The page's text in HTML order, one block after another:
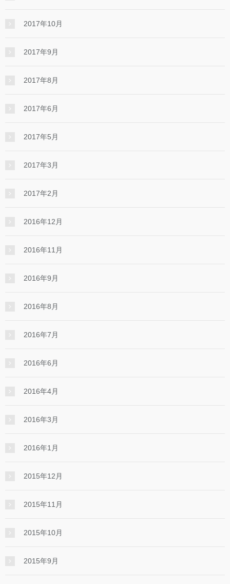
2017年10月
2017年9月
2017年8月
2017年6月
2017年5月
2017年3月
2017年2月
2016年12月
2016年11月
2016年9月
2016年8月
2016年7月
2016年6月
2016年4月
2016年3月
2016年1月
2015年12月
2015年11月
2015年10月
2015年9月